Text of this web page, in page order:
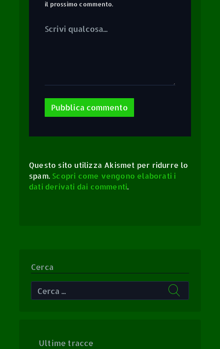
il prossimo commento.
Questo sito utilizza Akismet per ridurre lo
spam. Scopri come vengono elaborati i
dati derivati dai commenti.
Cerca
Ultime tracce